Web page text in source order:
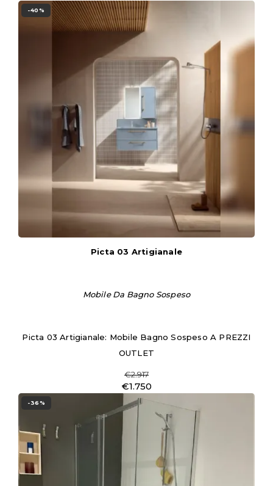
-40%
Picta 03 Artigianale
Mobile Da Bagno Sospeso
Picta 03 Artigianale: Mobile Bagno Sospeso A PREZZI
OUTLET
€2.917
€1.750
-36%